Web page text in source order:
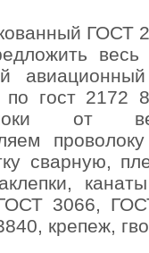
ГОСТ
весь
по гост 2172
от
сварную,
3066,
крепеж,